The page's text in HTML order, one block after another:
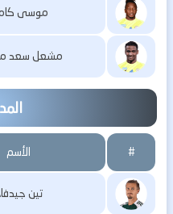
موسى
مشعل سعد
# الأسم
تين